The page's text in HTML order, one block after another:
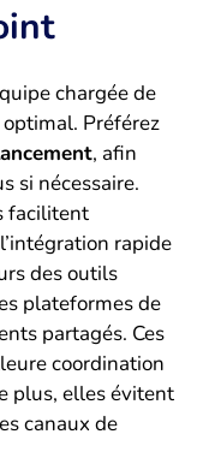
chargée de
Préférez
, afin
si nécessaire.
facilitent
rapide
des outils
plateformes de
partagés. Ces
coordination
plus, elles évitent
canaux de